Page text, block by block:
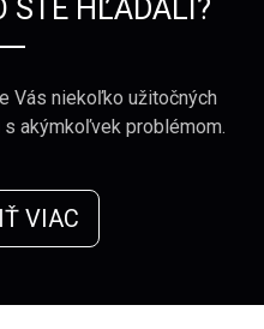
STE HĽADALI?
Vás niekoľko užitočných
akýmkoľvek problémom.
VIAC